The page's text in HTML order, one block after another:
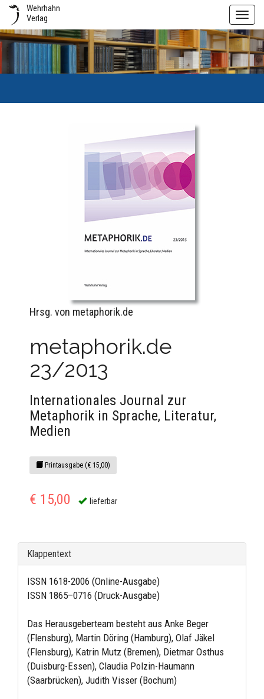
Wehrhahn
Verlag
Hrsg. von metaphorik.de
metaphorik.de
23/2013
Internationales Journal zur
Metaphorik in Sprache, Literatur,
Medien
Printausgabe (€ 15,00)
€ 15,00 lieferbar
Klappentext
ISSN 1618-2006 (Online-Ausgabe)
ISSN 1865–0716 (Druck-Ausgabe)
Das Herausgeberteam besteht aus Anke Beger
(Flensburg), Martin Döring (Hamburg), Olaf Jäkel
(Flensburg), Katrin Mutz (Bremen), Dietmar Osthus
(Duisburg-Essen), Claudia Polzin-Haumann
(Saarbrücken), Judith Visser (Bochum)